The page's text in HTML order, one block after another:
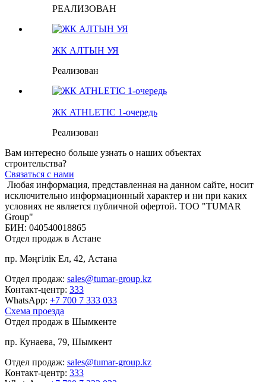
РЕАЛИЗОВАН
ЖК АЛТЫН УЯ
Реализован
ЖК ATHLETIC 1-очередь
Реализован
Вам интересно больше узнать о наших объектах
строительства?
Связаться с нами
Любая информация, представленная на данном сайте, носит
исключительно информационный характер и ни при каких
условиях не является публичной офертой. ТОО "TUMAR
Group"
БИН: 040540018865
Отдел продаж в Астане
пр. Мәңгілік Ел, 42, Астана
Отдел продаж: sales@tumar-group.kz
Контакт-центр: 333
WhatsApp: +7 700 7 333 033
Схема проезда
Отдел продаж в Шымкенте
пр. Кунаева, 79, Шымкент
Отдел продаж: sales@tumar-group.kz
Контакт-центр: 333